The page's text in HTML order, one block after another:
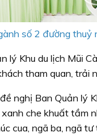
số 2 đường thuỷ
lý Khu du lịch Mũi
tham quan, trải
nghị Ban Quản lý
che khuất tầm
cua, ngã ba, ngã